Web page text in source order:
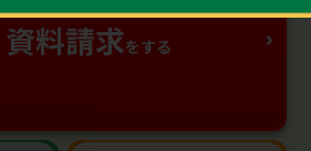
資料請求をする